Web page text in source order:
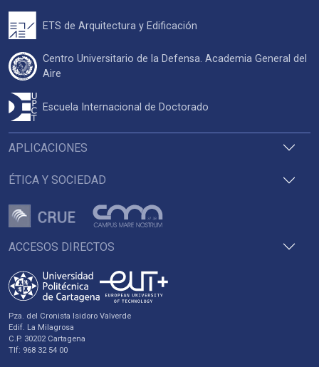
ACCESOS DIRECTOS
Pza. del Cronista Isidoro Valverde
Edif. La Milagrosa
C.P. 30202 Cartagena
Tlf: 968 32 54 00
APLICACIONES
ÉTICA Y SOCIEDAD
ETS de Arquitectura y Edificación
Centro Universitario de la Defensa. Academia General del
Aire
Escuela Internacional de Doctorado